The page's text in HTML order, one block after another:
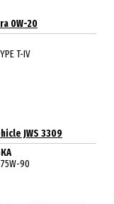
0W-20
T-IV
JWS 3309
90